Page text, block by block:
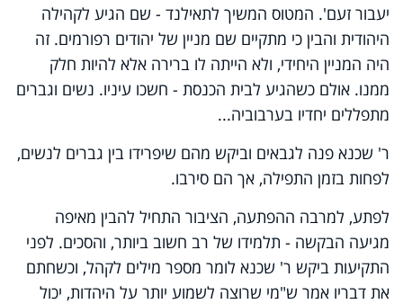
יעבור זעם'. המטוס המשיך לתאילנד - שם הגיע לקהילה
היהודית והבין כי מתקיים שם מניין של יהודים רפורמים. זה
היה המניין היחידי, ולא הייתה לו ברירה אלא להיות חלק
ממנו. אולם כשהגיע לבית הכנסת - חשכו עיניו. נשים וגברים
מתפללים יחדיו בערבוביה...
ר' שכנא פנה לגבאים וביקש מהם שיפרידו בין גברים לנשים,
לפחות בזמן התפילה, אך הם סירבו.
לפתע, למרבה ההפתעה, הציבור התחיל להבין מאיפה
מגיעה הבקשה - תלמידו של רב חשוב ביותר, והסכים. לפני
התקיעות ביקש ר' שכנא לומר מספר מילים לקהל, וכשחתם
את דבריו אמר ש"מי שרוצה לשמוע יותר על היהדות, יכול